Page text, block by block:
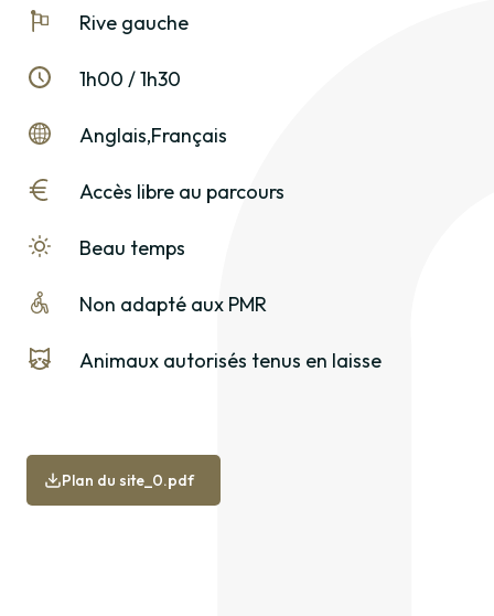
Rive gauche
1h00 / 1h30
Anglais Français
Accès libre au parcours
Beau temps
Non adapté aux PMR
Animaux autorisés tenus en laisse
Plan du site_0.pdf